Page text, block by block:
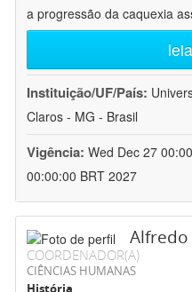
a progressão da caquexia
Instituição/UF/País:
Claros - MG - Brasil
Vigência: Wed Dec 27
00:00:00 BRT 2027
COORDENADOR(A)
CIÊNCIAS HUMANAS
História